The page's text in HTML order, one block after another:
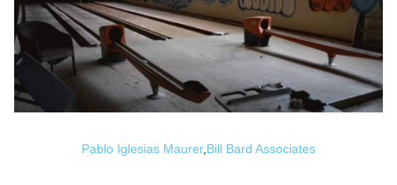
Pablo Iglesias Maurer, Bill Bard Associates